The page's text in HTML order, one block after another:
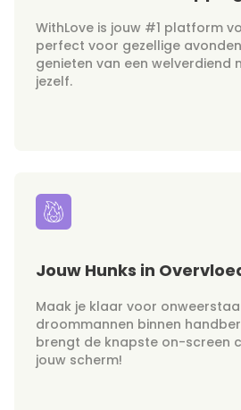
WithLove is jouw #1 platform
perfect voor gezellige
genieten van een welverdiend
jezelf.
Jouw Hunks in
Maak je klaar voor
droommannen binnen
brengt de knapste on-screen
jouw scherm!